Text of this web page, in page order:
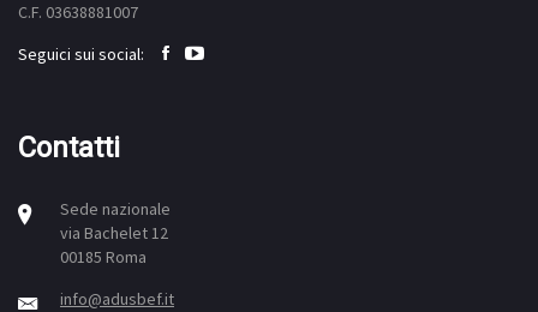
C.F. 03638881007
Seguici sui social:
Contatti
Sede nazionale
via Bachelet 12
00185 Roma
info@adusbef.it